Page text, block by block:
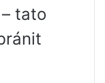
tato